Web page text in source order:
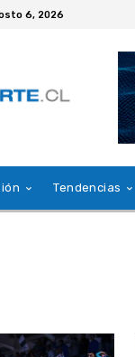
6, 2026
Tendencias